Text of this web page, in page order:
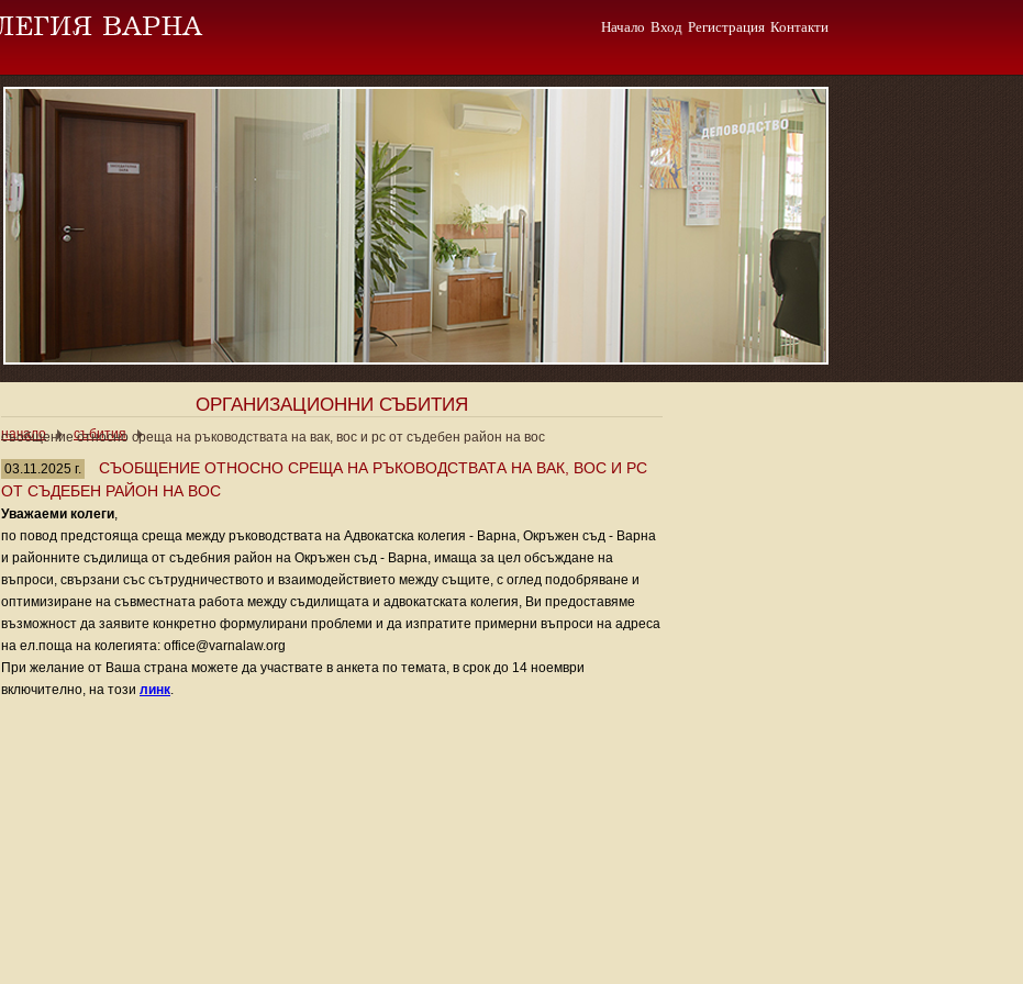
Начало Вход Регистрация Контакти
ОРГАНИЗАЦИОННИ СЪБИТИЯ
начало събития
съобщение относно среща на ръководствата на вак, вос и рс от съдебен район на вос
03.11.2025 г.
СЪОБЩЕНИЕ ОТНОСНО СРЕЩА НА РЪКОВОДСТВАТА НА ВАК, ВОС И РС
ОТ СЪДЕБЕН РАЙОН НА ВОС
Уважаеми колеги,
по повод предстояща среща между ръководствата на Адвокатска колегия - Варна, Окръжен съд - Варна
и районните съдилища от съдебния район на Окръжен съд - Варна, имаща за цел обсъждане на
въпроси, свързани със сътрудничеството и взаимодействието между същите, с оглед подобряване и
оптимизиране на съвместната работа между съдилищата и адвокатската колегия, Ви предоставяме
възможност да заявите конкретно формулирани проблеми и да изпратите примерни въпроси на адреса
на ел.поща на колегията: office@varnalaw.org
При желание от Ваша страна можете да участвате в анкета по темата, в срок до 14 ноември
включително, на този линк.